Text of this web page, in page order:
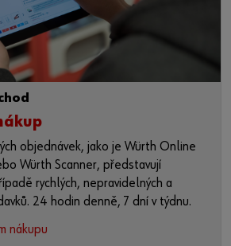
objednávek, jako je Würth Online
Würth Scanner, představují
rychlých, nepravidelných a
24 hodin denně, 7 dní v týdnu.
nákupu